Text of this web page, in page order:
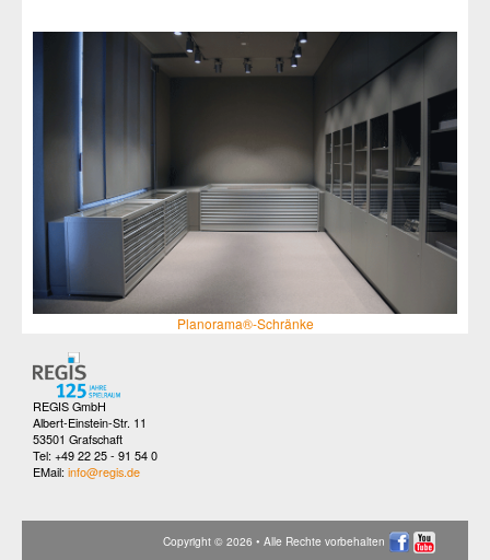
Planorama®-Schränke
REGIS GmbH
Albert-Einstein-Str. 11
53501 Grafschaft
Tel: +49 22 25 - 91 54 0
EMail: info@regis.de
Copyright © 2026 • Alle Rechte vorbehalten